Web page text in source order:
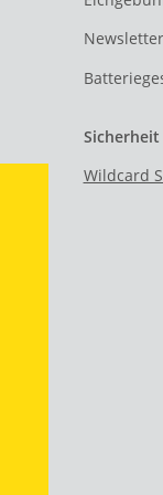
Newsletter
Sicherheit
Wildcard